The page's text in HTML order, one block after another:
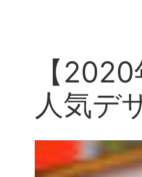
【
人気デ